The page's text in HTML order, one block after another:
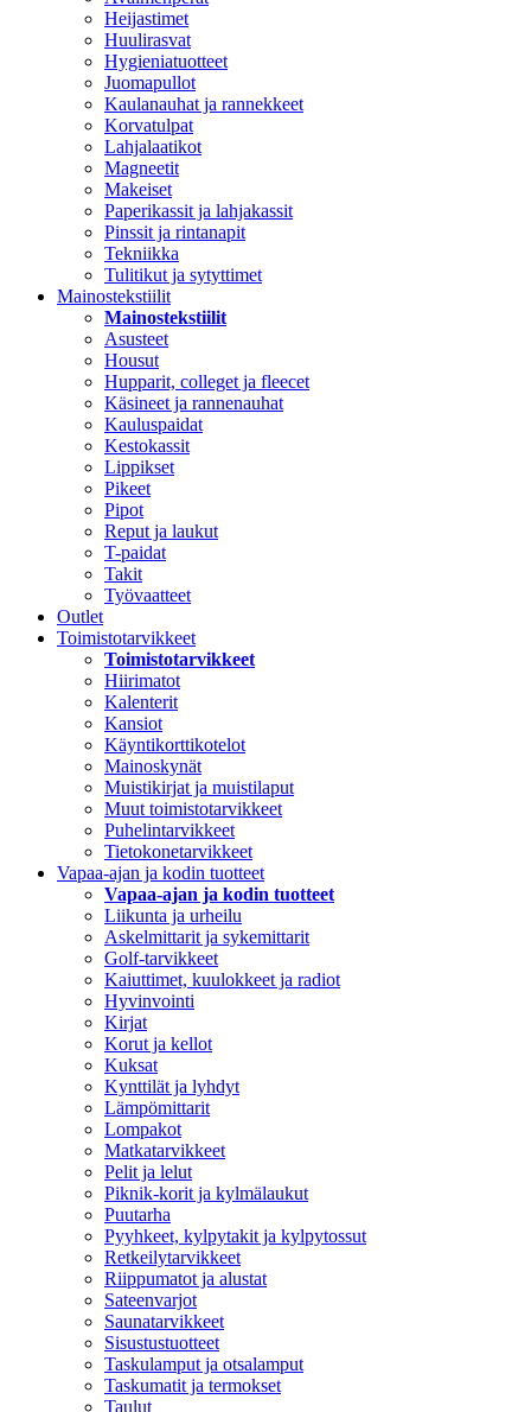
Heijastimet
Huulirasvat
Hygieniatuotteet
Juomapullot
Kaulanauhat ja rannekkeet
Korvatulpat
Lahjalaatikot
Magneetit
Makeiset
Paperikassit ja lahjakassit
Pinssit ja rintanapit
Tekniikka
Tulitikut ja sytyttimet
Mainostekstiilit
Mainostekstiilit
Asusteet
Housut
Hupparit, colleget ja fleecet
Käsineet ja rannenauhat
Kauluspaidat
Kestokassit
Lippikset
Pikeet
Pipot
Reput ja laukut
T-paidat
Takit
Työvaatteet
Outlet
Toimistotarvikkeet
Toimistotarvikkeet
Hiirimatot
Kalenterit
Kansiot
Käyntikorttikotelot
Mainoskynät
Muistikirjat ja muistilaput
Muut toimistotarvikkeet
Puhelintarvikkeet
Tietokonetarvikkeet
Vapaa-ajan ja kodin tuotteet
Vapaa-ajan ja kodin tuotteet
Liikunta ja urheilu
Askelmittarit ja sykemittarit
Golf-tarvikkeet
Kaiuttimet, kuulokkeet ja radiot
Hyvinvointi
Kirjat
Korut ja kellot
Kuksat
Kynttilät ja lyhdyt
Lämpömittarit
Lompakot
Matkatarvikkeet
Pelit ja lelut
Piknik-korit ja kylmälaukut
Puutarha
Pyyhkeet, kylpytakit ja kylpytossut
Retkeilytarvikkeet
Riippumatot ja alustat
Sateenvarjot
Saunatarvikkeet
Sisustustuotteet
Taskulamput ja otsalamput
Taskumatit ja termokset
Taulut